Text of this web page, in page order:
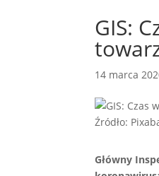
GIS:
14 marca
Źródło:
Główny